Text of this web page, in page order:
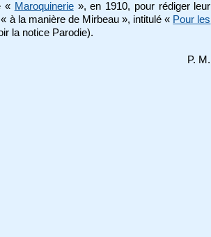
« Maroquinerie», en 1910, pour rédiger leur
à la manière de Mirbeau », intitulé« Pour les
la notice Parodie).
P. M.